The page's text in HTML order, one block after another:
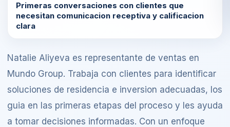
Primeras conversaciones con clientes que
necesitan comunicacion receptiva y calificacion
clara
Natalie Aliyeva es representante de ventas en
Mundo Group. Trabaja con clientes para identificar
soluciones de residencia e inversion adecuadas, los
guia en las primeras etapas del proceso y les ayuda
a tomar decisiones informadas. Con un enfoque